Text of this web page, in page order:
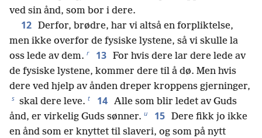
ved sin ånd, som bor i dere.
12 Derfor, brødre, har vi altså en forpliktelse,
men ikke overfor de fysiske lystene, så vi skulle la
oss lede av dem. r 13 For hvis dere lar dere lede av
de fysiske lystene, kommer dere til å dø. Men hvis
dere ved hjelp av ånden dreper kroppens gjerninger,
s skal dere leve. t 14 Alle som blir ledet av Guds
ånd, er virkelig Guds sønner. u 15 Dere fikk jo ikke
en ånd som er knyttet til slaveri, og som på nytt